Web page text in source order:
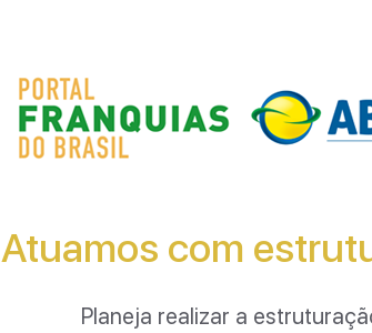
Atuamos com
Planeja realizar a